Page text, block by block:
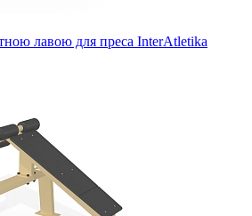
лавою для преса InterAtletika